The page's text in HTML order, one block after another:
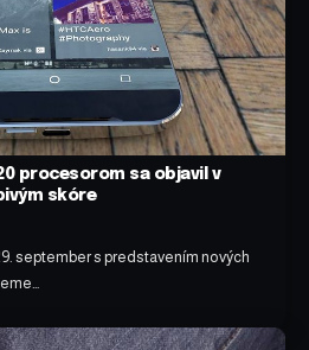
procesorom sa objavil v
skóre
september s predstavením nových